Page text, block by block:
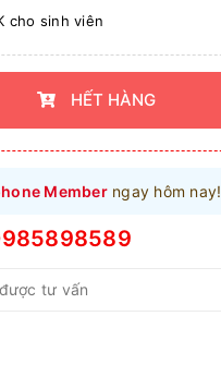
cho sinh viên
HẾT HÀNG
Memberngay hôm nay!